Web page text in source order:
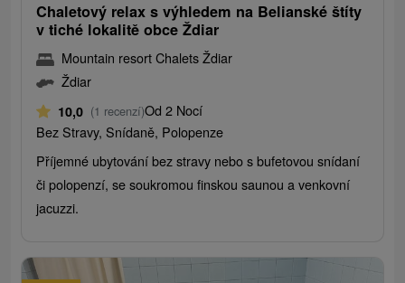
Chaletový relax s výhledem na Belianské štíty
v tiché lokalitě obce Ždiar
Mountain resort Chalets Ždiar
Ždiar
10,0 (1 recenzí)Od 2 Nocí
Bez Stravy, Snídaně, Polopenze
Příjemné ubytování bez stravy nebo s bufetovou snídaní
či polopenzí, se soukromou finskou saunou a venkovní
jacuzzi.